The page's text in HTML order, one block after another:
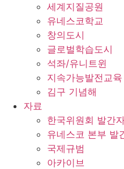
세계지질공원
유네스코학교
창의도시
글로벌학습도시
석좌/유니트윈
지속가능발전교육
김구 기념해
자료
한국위원회 발간
유네스코 본부 발
국제규범
아카이브